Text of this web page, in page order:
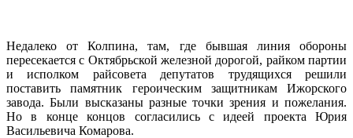
Недалеко от Колпина, там, где бывшая линия обороны
пересекается с Октябрьской железной дорогой, райком партии
и исполком райсовета депутатов трудящихся решили
поставить памятник героическим защитникам Ижорского
завода. Были высказаны разные точки зрения и пожелания.
Но в конце концов согласились с идеей проекта Юрия
Васильевича Комарова.